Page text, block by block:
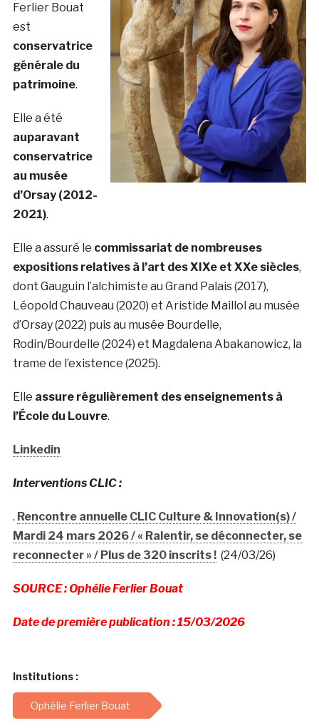
Ferlier Bouat
est
conservatrice
générale du
patrimoine.
Elle a été
auparavant
conservatrice
au musée
d’Orsay (2012-
2021).
Elle a assuré le commissariat de nombreuses
expositions relatives à l’art des XIXe et XXe siècles,
dont Gauguin l’alchimiste au Grand Palais (2017),
Léopold Chauveau (2020) et Aristide Maillol au musée
d’Orsay (2022) puis au musée Bourdelle,
Rodin/Bourdelle (2024) et Magdalena Abakanowicz, la
trame de l’existence (2025).
Elle assure régulièrement des enseignements à
l’École du Louvre.
Linkedin
Interventions CLIC :
. Rencontre annuelle CLIC Culture & Innovation(s) /
Mardi 24 mars 2026 / « Ralentir, se déconnecter, se
reconnecter » / Plus de 320 inscrits !(24/03/26)
SOURCE : Ophélie Ferlier Bouat
Date de première publication : 15/03/2026
Institutions :
Ophélie Ferlier Bouat